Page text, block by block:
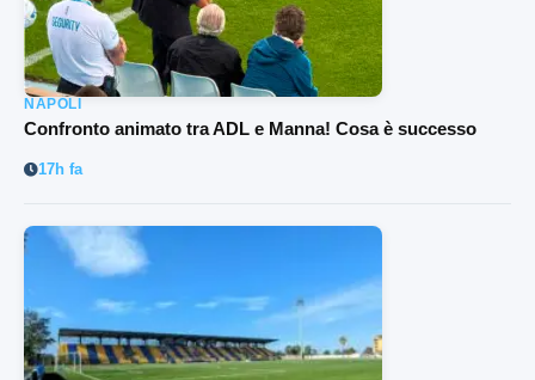
NAPOLI
Confronto animato tra ADL e Manna! Cosa è successo
17h fa